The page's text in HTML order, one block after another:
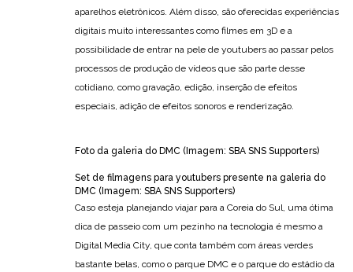
aparelhos eletrônicos. Além disso, são oferecidas experiências
digitais muito interessantes como filmes em 3D e a
possibilidade de entrar na pele de youtubers ao passar pelos
processos de produção de vídeos que são parte desse
cotidiano, como gravação, edição, inserção de efeitos
especiais, adição de efeitos sonoros e renderização.
Foto da galeria do DMC (Imagem: SBA SNS Supporters)
Set de filmagens para youtubers presente na galeria do
DMC (Imagem: SBA SNS Supporters)
Caso esteja planejando viajar para a Coreia do Sul, uma ótima
dica de passeio com um pezinho na tecnologia é mesmo a
Digital Media City, que conta também com áreas verdes
bastante belas, como o parque DMC e o parque do estádio da